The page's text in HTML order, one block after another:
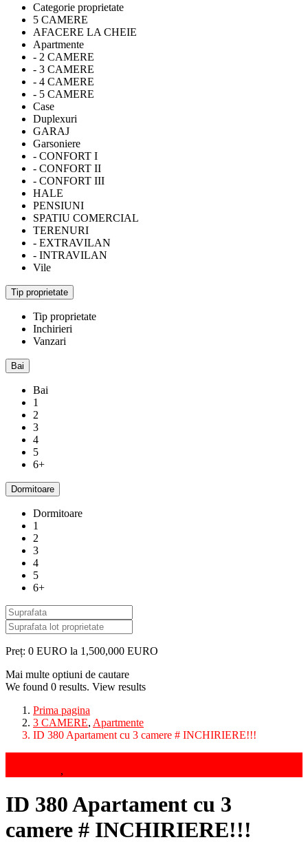
Categorie proprietate
5 CAMERE
AFACERE LA CHEIE
Apartmente
- 2 CAMERE
- 3 CAMERE
- 4 CAMERE
- 5 CAMERE
Case
Duplexuri
GARAJ
Garsoniere
- CONFORT I
- CONFORT II
- CONFORT III
HALE
PENSIUNI
SPATIU COMERCIAL
TERENURI
- EXTRAVILAN
- INTRAVILAN
Vile
Tip proprietate
Tip proprietate
Inchirieri
Vanzari
Bai
Bai
1
2
3
4
5
6+
Dormitoare
Dormitoare
1
2
3
4
5
6+
Preț: 0 EURO la 1,500,000 EURO
Mai multe optiuni de cautare
We found 0 results. View results
Prima pagina
3 CAMERE, Apartmente
ID 380 Apartament cu 3 camere # INCHIRIERE!!!
,
ID 380 Apartament cu 3
camere # INCHIRIERE!!!